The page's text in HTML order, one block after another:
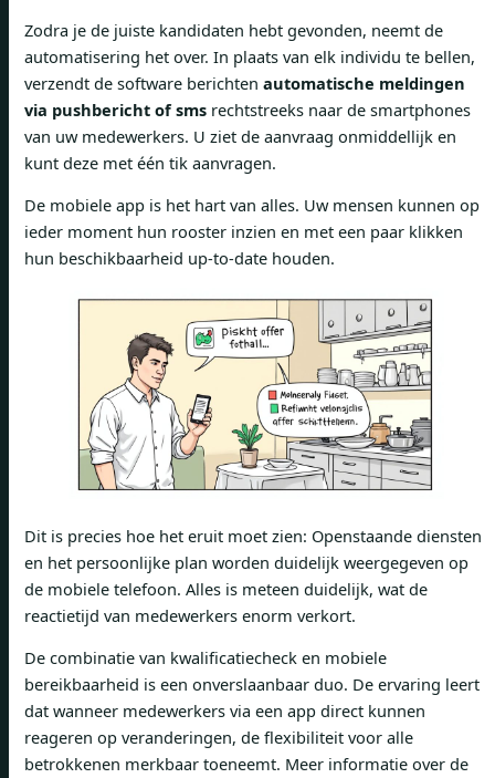
Zodra je de juiste kandidaten hebt gevonden, neemt de
automatisering het over. In plaats van elk individu te bellen,
verzendt de software berichten automatische meldingen
via pushbericht of sms rechtstreeks naar de smartphones
van uw medewerkers. U ziet de aanvraag onmiddellijk en
kunt deze met één tik aanvragen.
De mobiele app is het hart van alles. Uw mensen kunnen op
ieder moment hun rooster inzien en met een paar klikken
hun beschikbaarheid up-to-date houden.
Dit is precies hoe het eruit moet zien: Openstaande diensten
en het persoonlijke plan worden duidelijk weergegeven op
de mobiele telefoon. Alles is meteen duidelijk, wat de
reactietijd van medewerkers enorm verkort.
De combinatie van kwalificatiecheck en mobiele
bereikbaarheid is een onverslaanbaar duo. De ervaring leert
dat wanneer medewerkers via een app direct kunnen
reageren op veranderingen, de flexibiliteit voor alle
betrokkenen merkbaar toeneemt. Meer informatie over de